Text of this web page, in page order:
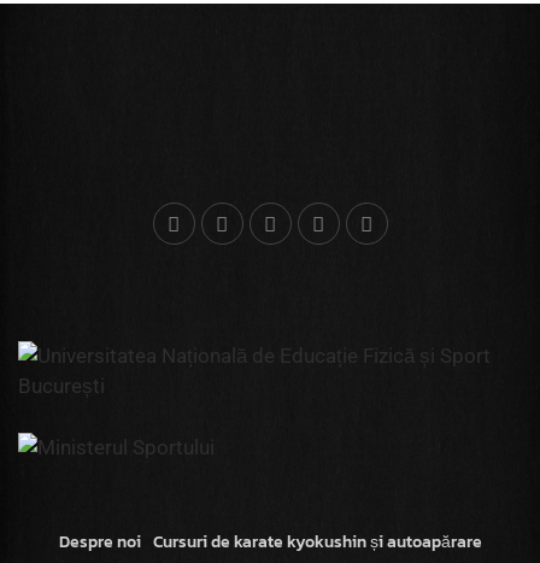
Despre noi Cursuri de karate kyokushin și autoapărare